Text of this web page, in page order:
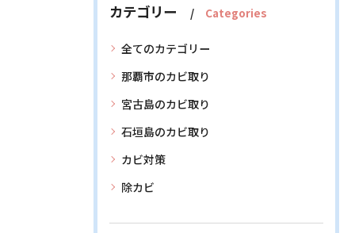
カテゴリー Categories
全てのカテゴリー
那覇市のカビ取り
宮古島のカビ取り
石垣島のカビ取り
カビ対策
除カビ